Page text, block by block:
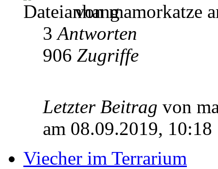
von mamorkatze
3Antworten
906 Zugriffe
Letzter Beitrag von
am 08.09.2019, 10:18
Viecher im Terrarium